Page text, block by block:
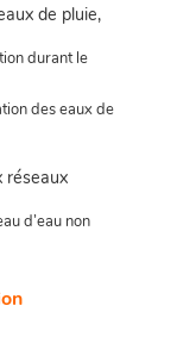
de pluie,
durant le
des eaux de
réseaux
d’eau non